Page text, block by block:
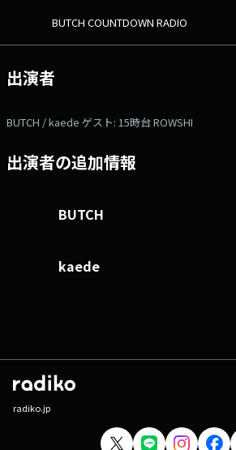
行く 】 FM FUKUOKAのラジオカー「Vivot」
POWER COUNTDOWN 】 新旧問わずテーマに
～３曲オンエアするコーナー。 ▽16:30〜 【
に当ててもらいます。 ▽16:51〜 【 ベスト
雰囲気はまるで、昔懐かしい80’sのコーナー。
スデイコールで盛り上げます。 本日のゲス
https://fmfukuoka.co.jp/message/
「#ブチカン」 Xアカウントは「@butchcdr」
BUTCH COUNTDOWN RADIO
出演者
BUTCH / kaede ゲスト: 15時台 ROWSHI
出演者の追加情報
BUTCH
kaede
radiko.jp